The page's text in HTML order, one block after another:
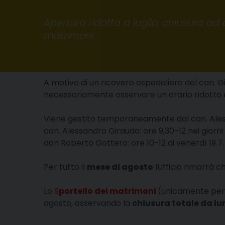
Apertura ridotta a luglio, chiusura ad
matrimoni
A motivo di un ricovero ospedaliero del can.
necessariamente osservare un orario ridotto
Viene gestito temporaneamente dal can.
can. Alessandro Giraudo: ore 9,30-12 nei
don Roberto Gottero: ore 10-12 di venerdì 19.7.
Per tutto il mese di agosto lUfficio rimarrà
Lo Sportello dei matrimoni (unicamente
agosto, osservando la chiusura totale da